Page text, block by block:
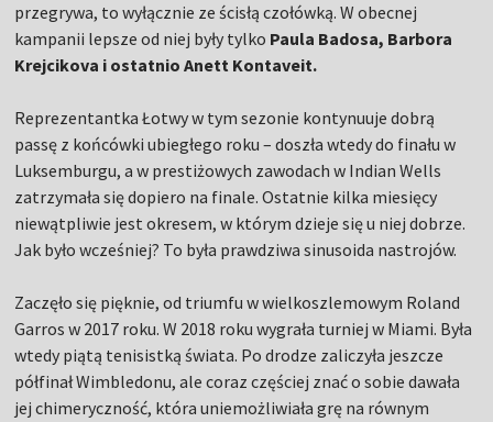
przegrywa, to wyłącznie ze ścisłą czołówką. W obecnej
kampanii lepsze od niej były tylko Paula Badosa, Barbora
Krejcikova i ostatnioAnett Kontaveit.
Reprezentantka Łotwy w tym sezonie kontynuuje dobrą
passę z końcówki ubiegłego roku – doszła wtedy do finału w
Luksemburgu, a w prestiżowych zawodach w Indian Wells
zatrzymała się dopiero na finale. Ostatnie kilka miesięcy
niewątpliwie jest okresem, w którym dzieje się u niej dobrze.
Jak było wcześniej? To była prawdziwa sinusoida nastrojów.
Zaczęło się pięknie, od triumfu w wielkoszlemowym Roland
Garros w 2017 roku. W 2018 roku wygrała turniej w Miami. Była
wtedy piątą tenisistką świata. Po drodze zaliczyła jeszcze
półfinał Wimbledonu, ale coraz częściej znać o sobie dawała
jej chimeryczność, która uniemożliwiała grę na równym